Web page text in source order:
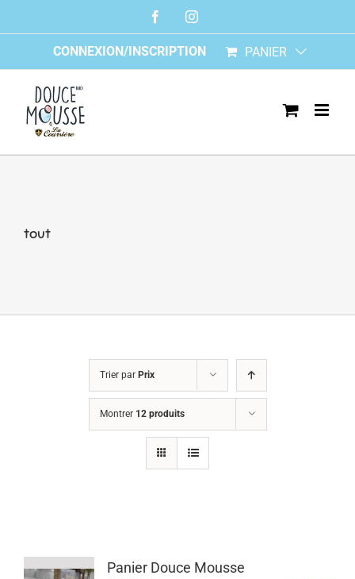
FacebookInstagram
CONNEXION/INSCRIPTION PANIER
tout
Trier par Prix
Montrer 12 produits
Panier Douce Mousse